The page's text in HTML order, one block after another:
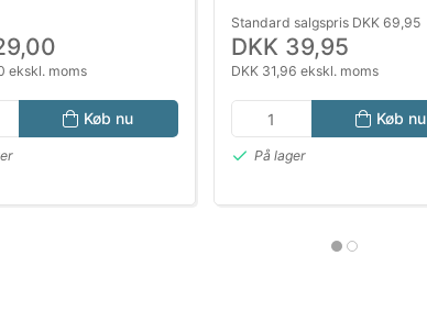
ekskl. moms
Køb nu
Standard salgspris DKK 69,95
DKK 39,95
DKK 31,96 ekskl. moms
Køb nu
På lager